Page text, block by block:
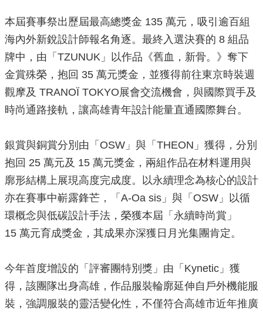
權
安
全
政
策
政
府
站
資
料
開
宣
告
本屆賽事祭出歷屆最高總獎金 135 萬元，吸引逾百組
海內外新銳設計師報名角逐。最終入選決賽的 8 組品
牌中，由「TZUNUK」以作品《舊血，新骨。》奪下
金賞殊榮，抱回 35 萬元獎金，並獲得前往東京時裝週
觀摩及 TRANOÏ TOKYO展會交流機會，與國際買手及
時尚通路接軌，讓高雄青年設計能量直通國際舞台。
銀賞與銅賞分別由「OSW」與「THEON」獲得，分別
抱回 25 萬元及 15 萬元獎金，兩組作品在材料運用與
廓形結構上展現高度完成度。以永續理念為核心的設計
亦在賽事中嶄露鋒芒，「A-Oa sis」與「OSW」以循
環概念與低碳設計手法，榮獲本屆「永續時尚賞」
15 萬元育成獎金，其成果亦深獲日月光集團肯定。
今年首度增設的「評審團特別獎」由「Kynetic」獲
得，該團隊出身高雄，作品服裝輪廓延伸自戶外機能服
裝，強調服裝的靈活變化性，不僅符合高雄市近年推廣